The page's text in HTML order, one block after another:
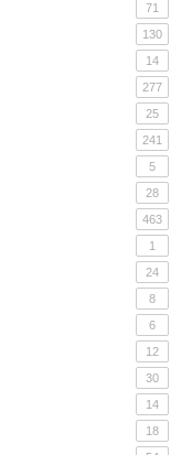
71
130
14
277
25
241
5
28
463
1
24
8
6
12
30
14
18